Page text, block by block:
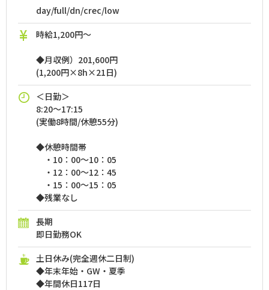
day/full/dn/crec/low
時給1,200円～
◆月収例）201,600円
(1,200円×8h×21日)
＜日勤＞
8:20～17:15
(実働8時間/休憩55分)
◆休憩時間帯
・10：00～10：05
・12：00～12：45
・15：00～15：05
◆残業なし
長期
即日勤務OK
土日休み(完全週休二日制)
◆年末年始・GW・夏季
◆年間休日117日